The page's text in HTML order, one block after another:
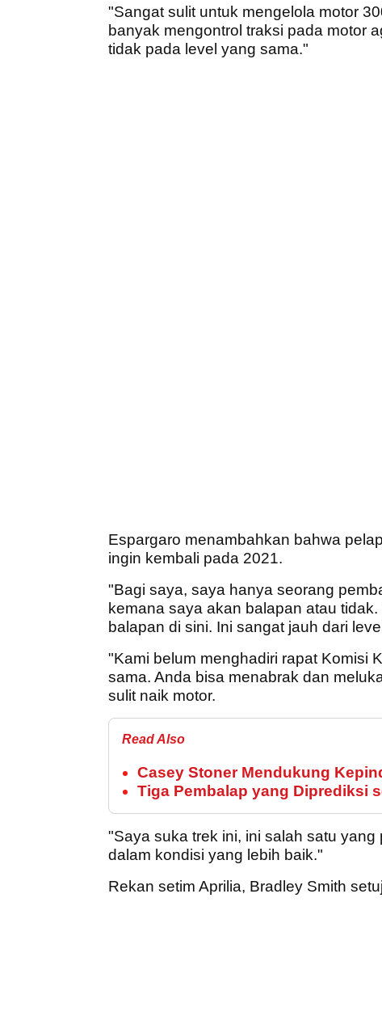
"Sangat sulit untuk mengelola motor
banyak mengontrol traksi pada motor
tidak pada level yang sama."
Espargaro menambahkan bahwa
ingin kembali pada 2021.
"Bagi saya, saya hanya seorang
kemana saya akan balapan atau
balapan di sini. Ini sangat jauh dari
"Kami belum menghadiri rapat Komisi
sama. Anda bisa menabrak dan
sulit naik motor.
Read Also
Casey Stoner Mendukung
Tiga Pembalap yang Diprediksi
"Saya suka trek ini, ini salah satu
dalam kondisi yang lebih baik."
Rekan setim Aprilia, Bradley Smith